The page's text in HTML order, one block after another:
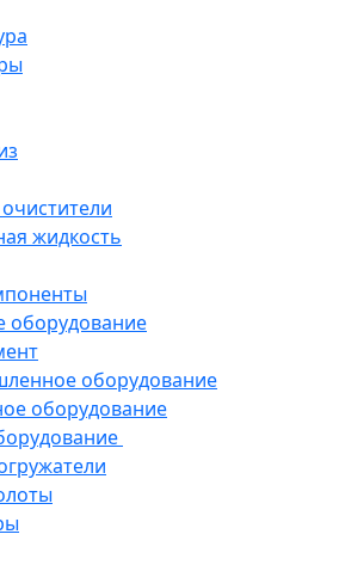
жидкость
оборудование
оборудование
оборудование